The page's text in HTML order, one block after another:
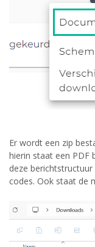
Er wordt een zip
hierin staat een PDF
deze
codes. Ook staat de